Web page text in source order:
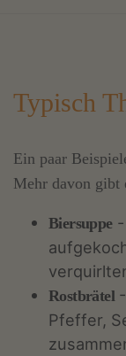
Typisch
Ein paar
Mehr davon gibt
Biersuppe-
Rostbrätel
Pfeffer,